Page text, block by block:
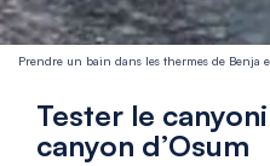
Prendre un bain dans les thermes de Benja
Tester le
canyon d’Osum